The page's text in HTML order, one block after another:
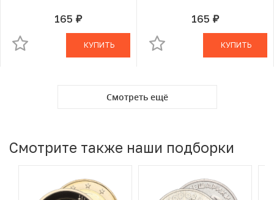
165 руб.В КОРЗИНЕ
КУПИТЬ
165 руб.В КОРЗИНЕ
КУПИТЬ
Смотреть ещё
Смотрите также наши подборки